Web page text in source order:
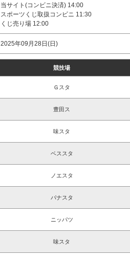
当サイト(コンビニ決済) 14:00
スポーツくじ取扱コンビニ 11:30
くじ売り場 12:00
2025年09月28日(日)
競技場
Ｇスタ
豊田ス
味スタ
ベススタ
ノエスタ
パナスタ
ニッパツ
味スタ